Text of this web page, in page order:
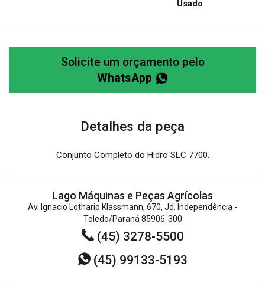
Usado
Solicite um orçamento pelo
WhatsApp
Detalhes da peça
Conjunto Completo do Hidro SLC 7700.
Lago Máquinas e Peças Agrícolas
Av. Ignacio Lothario Klassmann, 670, Jd. Independência -
Toledo/Paraná 85906-300
(45) 3278-5500
(45) 99133-5193